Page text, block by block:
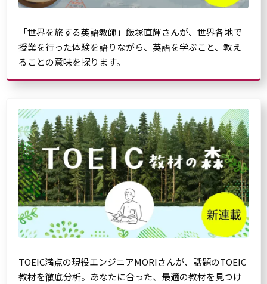
「世界を旅する英語教師」飯塚直輝さんが、世界各地で
授業を行った体験を語りながら、英語を学ぶこと、教え
ることの意味を探ります。
TOEIC満点の現役エンジニアMORIさんが、話題のTOEIC
教材を徹底分析。あなたに合った、最適の教材を見つけ